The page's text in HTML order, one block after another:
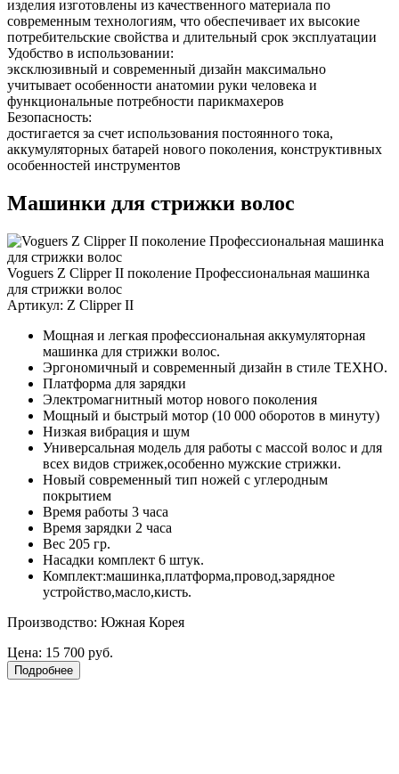
изделия изготовлены из качественного материала по
современным технологиям, что обеспечивает их высокие
потребительские свойства и длительный срок эксплуатации
Удобство в использовании:
эксклюзивный и современный дизайн максимально
учитывает особенности анатомии руки человека и
функциональные потребности парикмахеров
Безопасность:
достигается за счет использования постоянного тока,
аккумуляторных батарей нового поколения, конструктивных
особенностей инструментов
Машинки для стрижки волос
Voguers Z Clipper II поколение Профессиональная машинка
для стрижки волос
Артикул: Z Clipper II
Мощная и легкая профессиональная аккумуляторная
машинка для стрижки волос.
Эргономичный и современный дизайн в стиле ТЕХНО.
Платформа для зарядки
Электромагнитный мотор нового поколения
Мощный и быстрый мотор (10 000 оборотов в минуту)
Низкая вибрация и шум
Универсальная модель для работы с массой волос и для
всех видов стрижек,особенно мужские стрижки.
Новый современный тип ножей с углеродным
покрытием
Время работы 3 часа
Время зарядки 2 часа
Вес 205 гр.
Насадки комплект 6 штук.
Комплект:машинка,платформа,провод,зарядное
устройство,масло,кисть.
Производство: Южная Корея
Цена: 15 700 руб.
Подробнее